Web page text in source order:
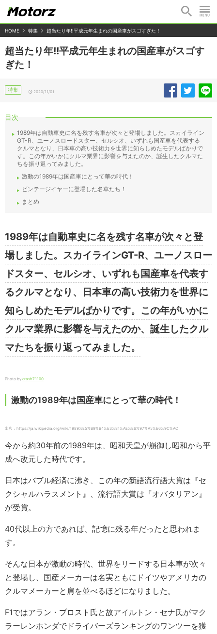
HOME 特集 超当たり年!!平成元年生まれの国産車がスゴすぎた！
超当たり年!!平成元年生まれの国産車がスゴす
ぎた！
特集 2020/11/01
目次
1989年は自動車史に名を残す名車が次々と登場しました。スカイライン
GT-R、ユーノスロードスター、セルシオ、いずれも国産車を代表する
クルマとなり、日本車の高い技術力を世界に知らしめたモデルばかりで
す。この年がいかにクルマ業界に影響を与えたのか、誕生したクルマた
ちを振り返ってみました。
激動の1989年は国産車にとって華の時代！
ビンテージイヤーに登場した名車たち！
まとめ
1989年は自動車史に名を残す名車が次々と登
場しました。スカイラインGT-R、ユーノスロー
ドスター、セルシオ、いずれも国産車を代表す
るクルマとなり、日本車の高い技術力を世界に
知らしめたモデルばかりです。この年がいかに
クルマ業界に影響を与えたのか、誕生したクル
マたちを振り返ってみました。
Photo by crash71100
激動の1989年は国産車にとって華の時代！
出典：https://ja.wikipedia.org/wiki/1989%E5%B9%B4%E3%81%AE%E6%97%A5%E6%9C%AC
今から約30年前の1989年は、昭和天皇が崩御し昭和から平
成へ改元した時代です。
日本はバブル経済に沸き、この年の新語流行語大賞は『セ
クシャルハラスメント』、流行語大賞は『オバタリアン』
が受賞。
40代以上の方であれば、記憶に残る年だったと思われま
す。
そんな日本が激動の時代、世界をリードする日本車が次々
と登場し、国産メーカーは名実ともにドイツやアメリカの
クルマメーカーと肩を並べるほどになりました。
F1ではアラン・プロスト氏と故アイルトン・セナ氏がマク
ラーレンホンダでドライバーズランキングのワンツーを獲